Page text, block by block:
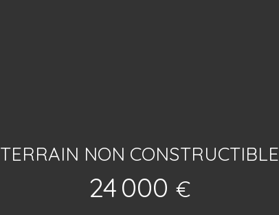
TERRAIN NON CONSTRUCTIBLE
24 000 €